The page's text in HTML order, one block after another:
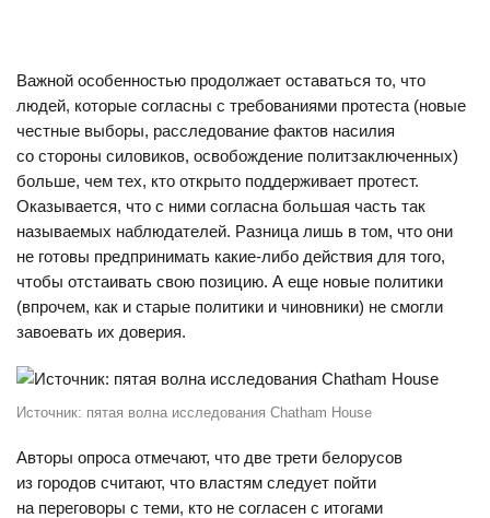
Важной особенностью продолжает оставаться то, что
людей, которые согласны с требованиями протеста (новые
честные выборы, расследование фактов насилия
со стороны силовиков, освобождение политзаключенных)
больше, чем тех, кто открыто поддерживает протест.
Оказывается, что с ними согласна большая часть так
называемых наблюдателей. Разница лишь в том, что они
не готовы предпринимать какие-либо действия для того,
чтобы отстаивать свою позицию. А еще новые политики
(впрочем, как и старые политики и чиновники) не смогли
завоевать их доверия.
Источник: пятая волна исследования Chatham House
Авторы опроса отмечают, что две трети белорусов
из городов считают, что властям следует пойти
на переговоры с теми, кто не согласен с итогами